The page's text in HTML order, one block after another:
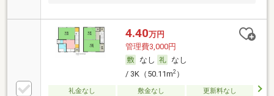
4.40万円
管理費3,000円
なし
なし
/ 3K（50.11m2）
礼金なし 敷金なし
更新料なし